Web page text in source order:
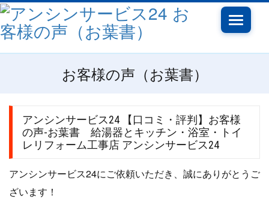
Toggle
お客様の声（お葉書）
アンシンサービス24 【口コミ・評判】お客様
の声-お葉書 給湯器とキッチン・浴室・トイ
レリフォーム工事店 アンシンサービス24
アンシンサービス24にご依頼いただき、誠にありがとうご
ざいます！